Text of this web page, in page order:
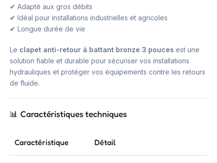
✔ Adapté aux gros débits
✔ Idéal pour installations industrielles et agricoles
✔ Longue durée de vie
Le clapet anti-retour à battant bronze 3 pouces est une
solution fiable et durable pour sécuriser vos installations
hydrauliques et protéger vos équipements contre les retours
de fluide.
📊 Caractéristiques techniques
Caractéristique Détail